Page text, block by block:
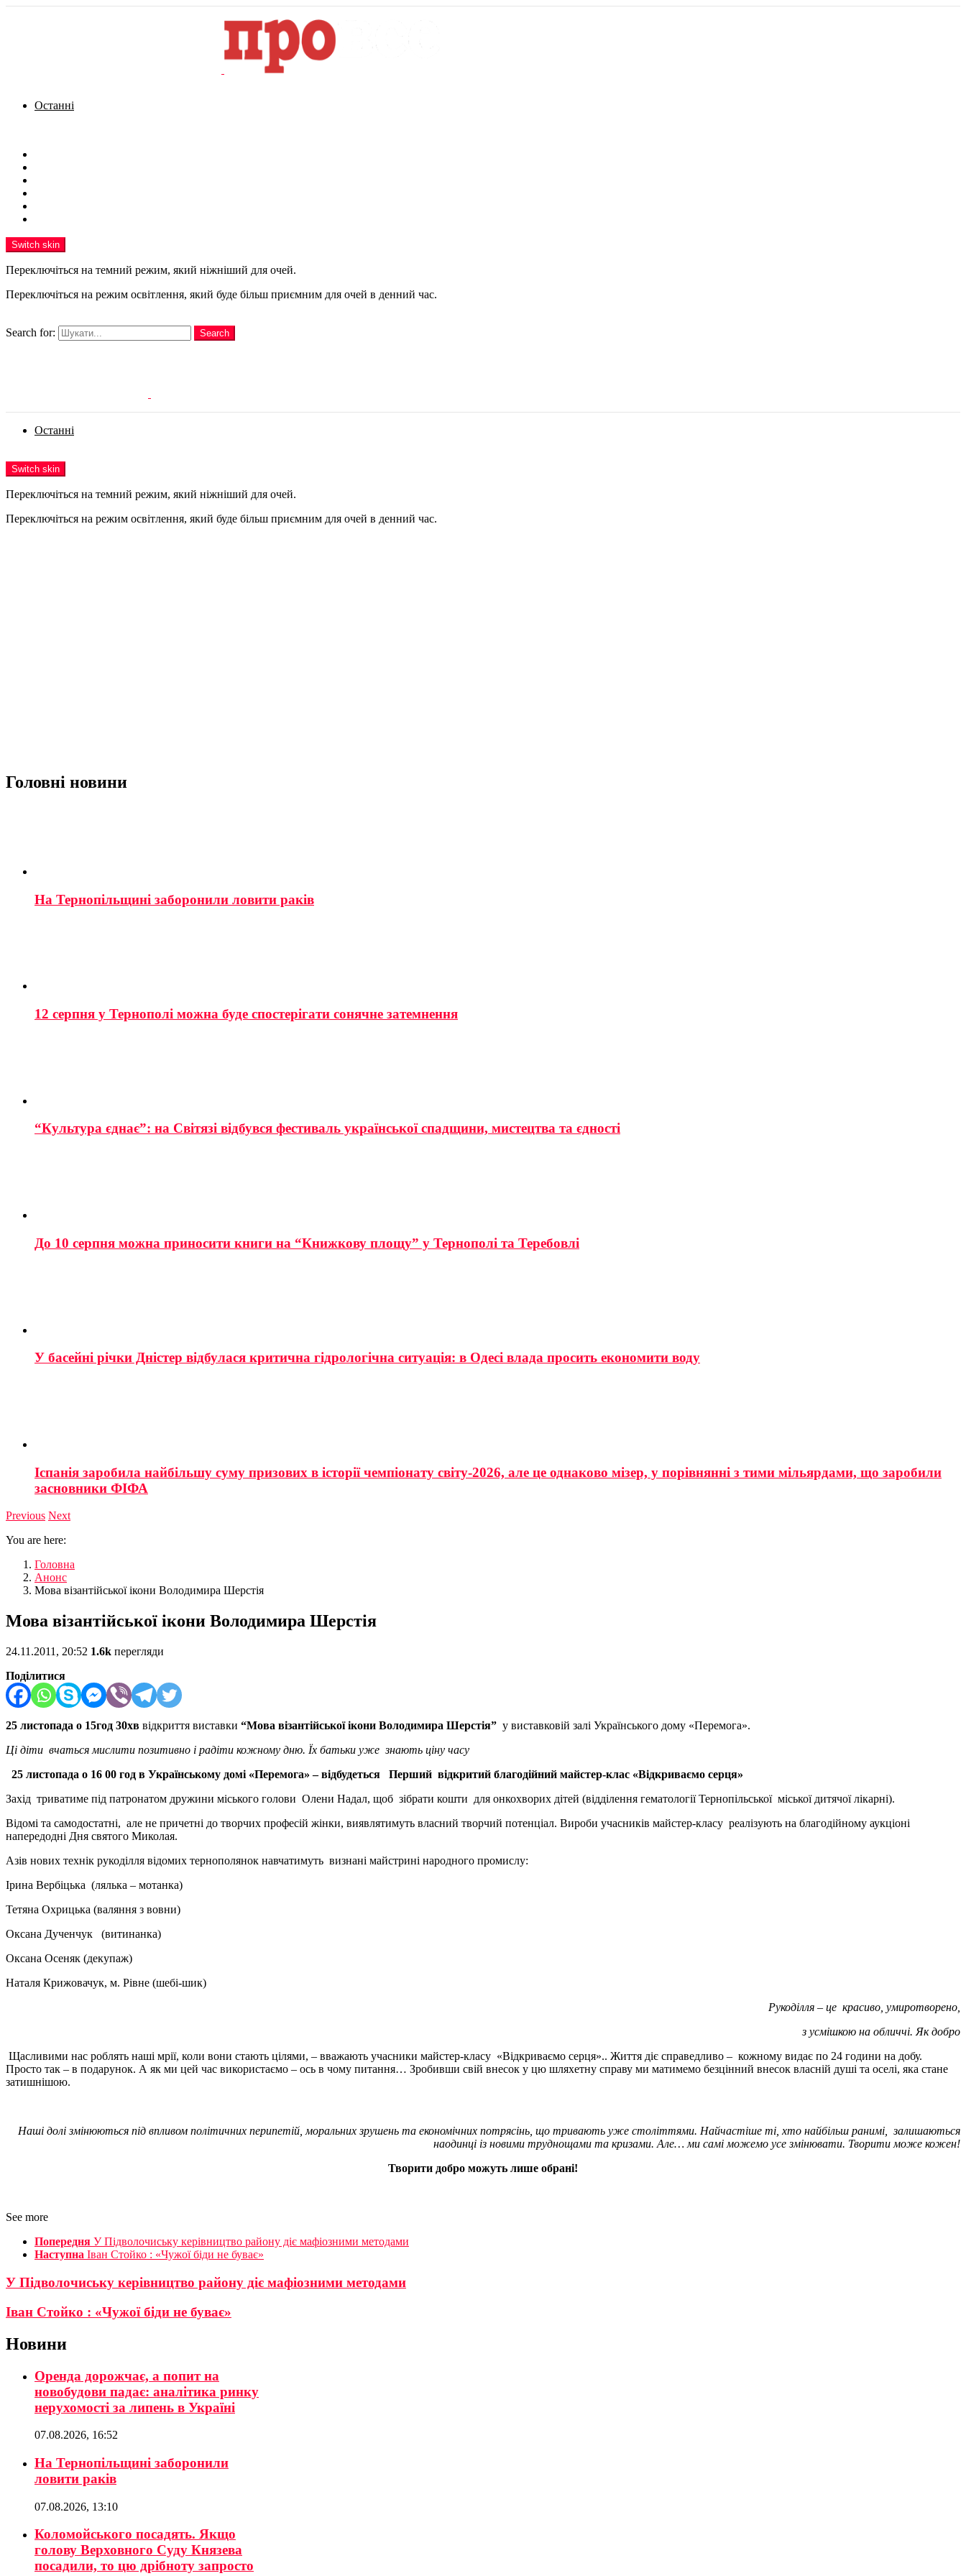
Останні
Switch skin
Переключіться на темний режим, який ніжніший для очей.
Переключіться на режим освітлення, який буде більш приємним для очей в денний час.
Search for:
Search
Останні
Switch skin
Переключіться на темний режим, який ніжніший для очей.
Переключіться на режим освітлення, який буде більш приємним для очей в денний час.
Головні новини
На Тернопільщині заборонили ловити раків
12 серпня у Тернополі можна буде спостерігати сонячне затемнення
“Культура єднає”: на Світязі відбувся фестиваль української спадщини, мистецтва та єдності
До 10 серпня можна приносити книги на “Книжкову площу” у Тернополі та Теребовлі
У басейні річки Дністер відбулася критична гідрологічна ситуація: в Одесі влада просить економити воду
Іспанія заробила найбільшу суму призових в історії чемпіонату світу-2026, але це однаково мізер, у порівнянні з тими мільярдами, що заробили
засновники ФІФА
Previous Next
You are here:
Головна
Анонс
Мова візантійської ікони Володимира Шерстія
Мова візантійської ікони Володимира Шерстія
24.11.2011, 20:52 1.6k перегляди
Поділитися
25 листопада о 15год 30хв відкриття виставки “Мова візантійської ікони Володимира Шерстія” у виставковій залі Українського дому «Перемога».
Ці діти вчаться мислити позитивно і радіти кожному дню. Їх батьки уже знають ціну часу
25 листопада о 16 00 год в Українському домі «Перемога» – відбудеться
Перший відкритий благодійний майстер-клас «Відкриваємо серця»
Захід триватиме під патронатом дружини міського голови Олени Надал, щоб зібрати кошти для онкохворих дітей (відділення гематології Тернопільської міської дитячої лікарні).
Відомі та самодостатні, але не причетні до творчих професій жінки, виявлятимуть власний творчий потенціал. Вироби учасників майстер-класу реалізують на благодійному аукціоні
напередодні Дня святого Миколая.
Азів нових технік рукоділля відомих тернополянок навчатимуть визнані майстрині народного промислу:
Ірина Вербіцька (лялька – мотанка)
Тетяна Охрицька (валяння з вовни)
Оксана Дученчук (витинанка)
Оксана Осеняк (декупаж)
Наталя Крижовачук, м. Рівне (шебі-шик)
Рукоділля – це красиво, умиротворено,
з усмішкою на обличчі. Як добро
Щасливими нас роблять наші мрії, коли вони стають цілями, – вважають учасники майстер-класу «Відкриваємо серця».. Життя діє справедливо – кожному видає по 24 години на добу.
Просто так – в подарунок. А як ми цей час використаємо – ось в чому питання… Зробивши свій внесок у цю шляхетну справу ми матимемо безцінний внесок власній душі та оселі, яка стане
затишнішою.
Наші долі змінюються під впливом політичних перипетій, моральних зрушень та економічних потрясінь, що тривають уже століттями. Найчастіше ті, хто найбільш ранимі, залишаються
наодинці із новими труднощами та кризами. Але… ми самі можемо усе змінювати. Творити може кожен!
Творити добро можуть лише обрані!
See more
Попередня У Підволочиську керівництво району діє мафіозними методами
Наступна Іван Стойко : «Чужої біди не буває»
У Підволочиську керівництво району діє мафіозними методами
Іван Стойко : «Чужої біди не буває»
Новини
Оренда дорожчає, а попит на
новобудови падає: аналітика ринку
нерухомості за липень в Україні
07.08.2026, 16:52
На Тернопільщині заборонили
ловити раків
07.08.2026, 13:10
Коломойського посадять. Якщо
голову Верховного Суду Князева
посадили, то цю дрібноту запросто